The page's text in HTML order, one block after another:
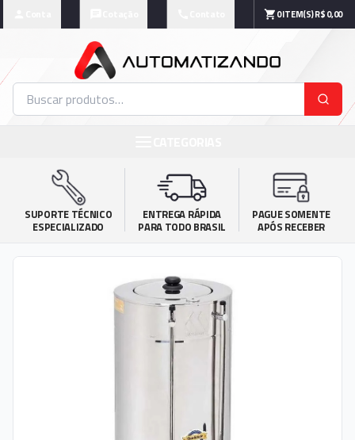
0ITEM(S)R$ 0,00
SUPORTE TÉCNICO
ESPECIALIZADO
ENTREGA RÁPIDA
PARA TODO BRASIL
PAGUE SOMENTE
APÓS RECEBER